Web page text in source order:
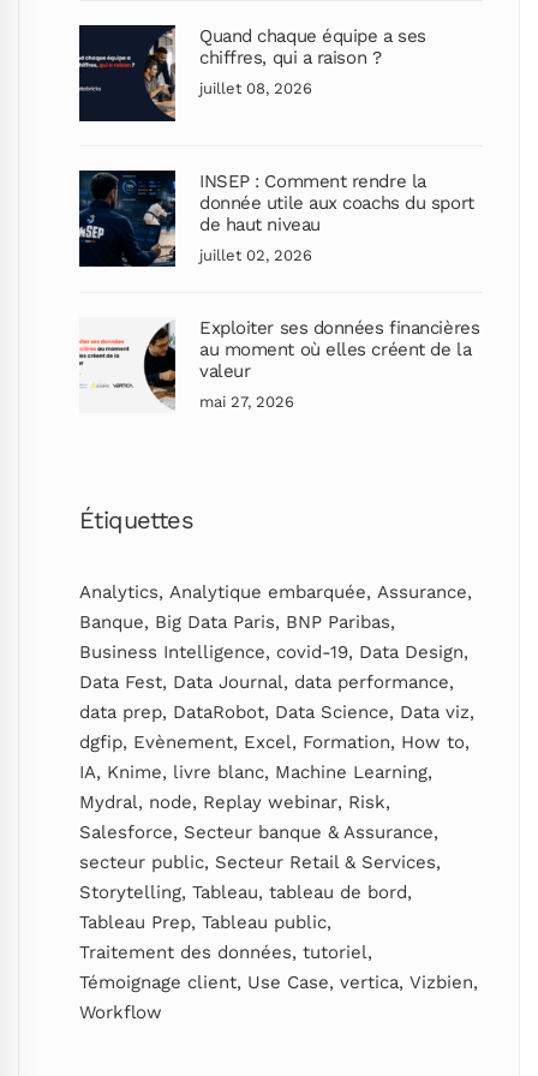
Quand chaque équipe a ses
chiffres, qui a raison ?
juillet 08, 2026
INSEP : Comment rendre la
donnée utile aux coachs du sport
de haut niveau
juillet 02, 2026
Exploiter ses données financières
au moment où elles créent de la
valeur
mai 27, 2026
Étiquettes
Analytics, Analytique embarquée, Assurance,
Banque, Big Data Paris, BNP Paribas,
Business Intelligence, covid-19, Data Design,
Data Fest, Data Journal, data performance,
data prep, DataRobot, Data Science, Data viz,
dgfip, Evènement, Excel, Formation, How to,
IA, Knime, livre blanc, Machine Learning,
Mydral, node, Replay webinar, Risk,
Salesforce, Secteur banque & Assurance,
secteur public, Secteur Retail & Services,
Storytelling, Tableau, tableau de bord,
Tableau Prep, Tableau public,
Traitement des données, tutoriel,
Témoignage client, Use Case, vertica, Vizbien,
Workflow